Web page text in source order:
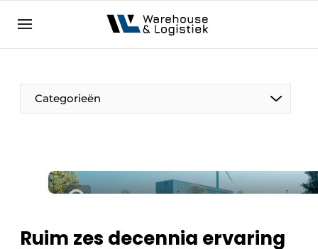
NL EN
Categorieën
Ruim zes decennia ervaring